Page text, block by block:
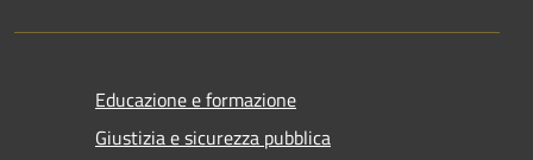
Educazione e formazione
Giustizia e sicurezza pubblica